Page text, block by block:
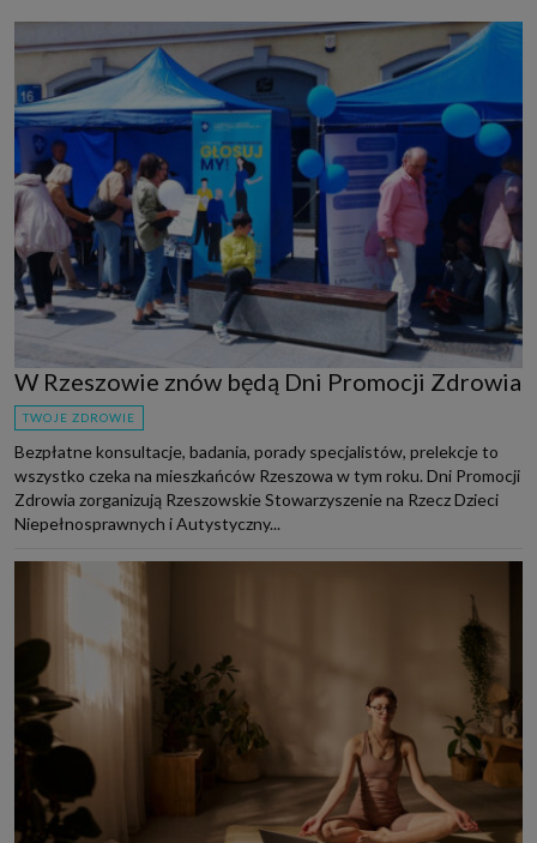
W Rzeszowie znów będą Dni Promocji Zdrowia
TWOJE ZDROWIE
Bezpłatne konsultacje, badania, porady specjalistów, prelekcje to
wszystko czeka na mieszkańców Rzeszowa w tym roku. Dni Promocji
Zdrowia zorganizują Rzeszowskie Stowarzyszenie na Rzecz Dzieci
Niepełnosprawnych i Autystyczny...